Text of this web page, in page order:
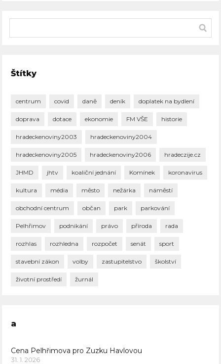
Štítky
centrum covid daně deník doplatek na bydlení
doprava dotace ekonomie FM VŠE historie
hradeckenoviny2003 hradeckenoviny2004
hradeckenoviny2005 hradeckenoviny2006 hradeczije.cz
JHMD jhtv koaliční jednání Komínek koronavirus
kultura média město nežárka náměstí
obchodní centrum občan park parkování
Pelhřimov podnikání právo příroda rada
rozhlas rozhledna rozpočet senát sport
stavební zákon volby zastupitelstvo školství
životní prostředí žurnál
a
Cena Pelhřimova pro Zuzku Havlovou
31. 1. 2026